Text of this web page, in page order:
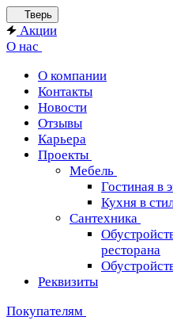
Тверь
Акции
О нас
О компании
Контакты
Новости
Отзывы
Карьера
Проекты
Мебель
Гостиная в
Кухня в
Сантехника
ресторана
Реквизиты
Покупателям